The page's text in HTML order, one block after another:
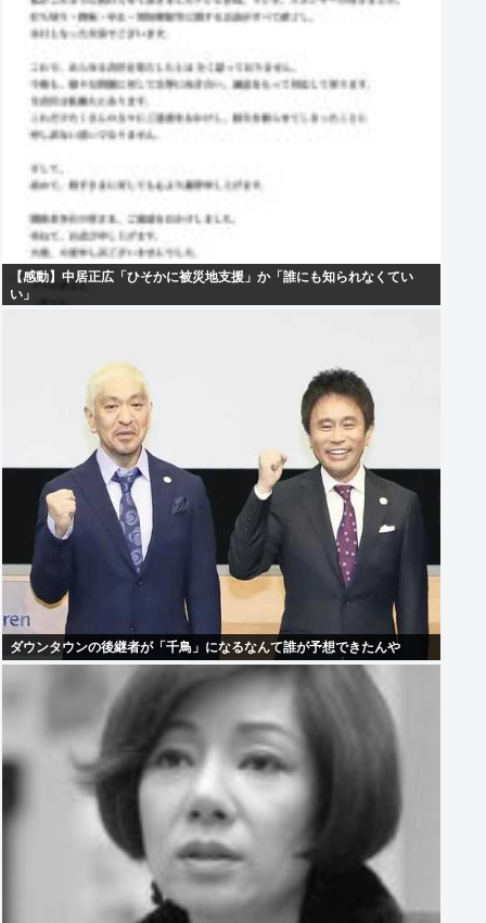
【感動】中居正広「ひそかに被災地支援」か「誰にも知られなくてい
い」
ダウンタウンの後継者が「千鳥」になるなんて誰が予想できたんや